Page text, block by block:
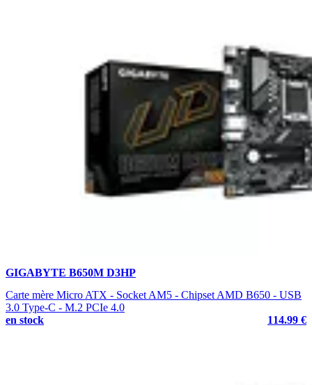
GIGABYTE B650M D3HP
Carte mère Micro ATX - Socket AM5 - Chipset AMD B650 - USB
3.0 Type-C - M.2 PCIe 4.0
en stock
114.99 €